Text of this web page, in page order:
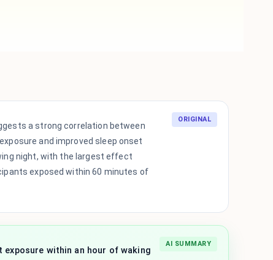
ORIGINAL
a strong correlation between
and improved sleep onset
night, with the largest effect
exposed within 60 minutes of
AI SUMMARY
exposure within an hour of waking